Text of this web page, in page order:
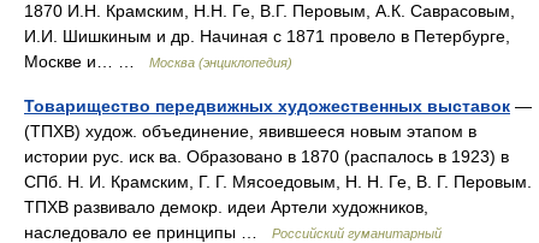
1870 И.Н. Крамским, Н.Н. Ге, В.Г. Перовым, А.К. Саврасовым,
И.И. Шишкиным и др. Начиная с 1871 провело в Петербурге,
Москве и… …
Москва (энциклопедия)
Товарищество передвижных художественных выставок —
(ТПХВ) худож. объединение, явившееся новым этапом в
истории рус. иск ва. Образовано в 1870 (распалось в 1923) в
СПб. Н. И. Крамским, Г. Г. Мясоедовым, Н. Н. Ге, В. Г. Перовым.
ТПХВ развивало демокр. идеи Артели художников,
наследовало ее принципы …
Российский гуманитарный